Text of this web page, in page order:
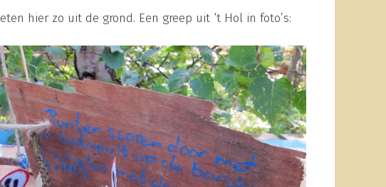
hier zo uit de grond. Een greep uit ‘t Hol in foto’s: